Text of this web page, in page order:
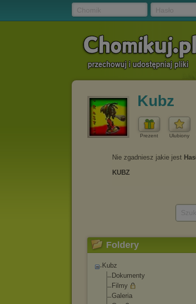
Kubz
Prezent Ulubiony
Foldery
Kubz
Dokumenty
Filmy
Galeria